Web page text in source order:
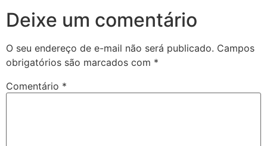
Deixe um comentário
O seu endereço de e-mail não será publicado. Campos
obrigatórios são marcados com *
Comentário *